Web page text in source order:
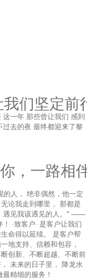
们坚定前
一年 那些曾让我们 感到
去的夜 最终都迎来了黎
，一路相伴
人， 绝非偶然，他一定
论我走到哪里， 那都是
遇见我该遇见的人。" ——
·致客户· 是客户让我们
命得以延续。 是客户帮
地支持、信赖和包容，
创新、不断超越、不断前
未来的日子里， 降龙水
精细的服务！